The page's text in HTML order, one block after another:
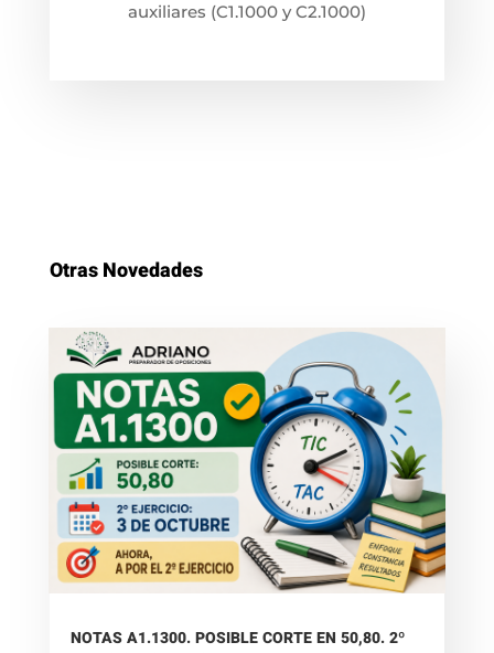
auxiliares (C1.1000 y C2.1000)
Otras Novedades
NOTAS A1.1300. POSIBLE CORTE EN 50,80. 2º